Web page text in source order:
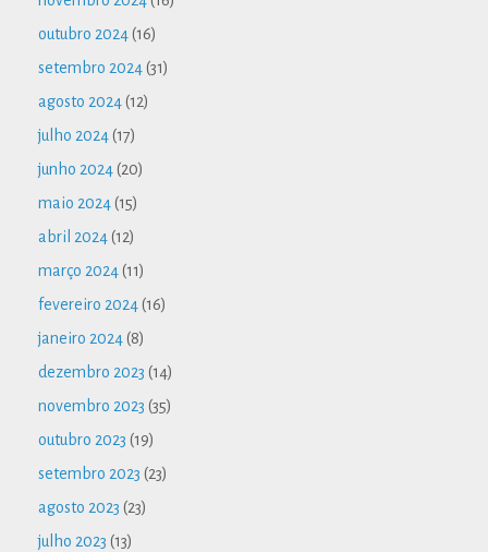
outubro 2024(16)
setembro 2024(31)
agosto 2024(12)
julho 2024(17)
junho 2024(20)
maio 2024(15)
abril 2024(12)
março 2024(11)
fevereiro 2024(16)
janeiro 2024(8)
dezembro 2023 (14)
novembro 2023 (35)
outubro 2023 (19)
setembro 2023 (23)
agosto 2023 (23)
julho 2023 (13)